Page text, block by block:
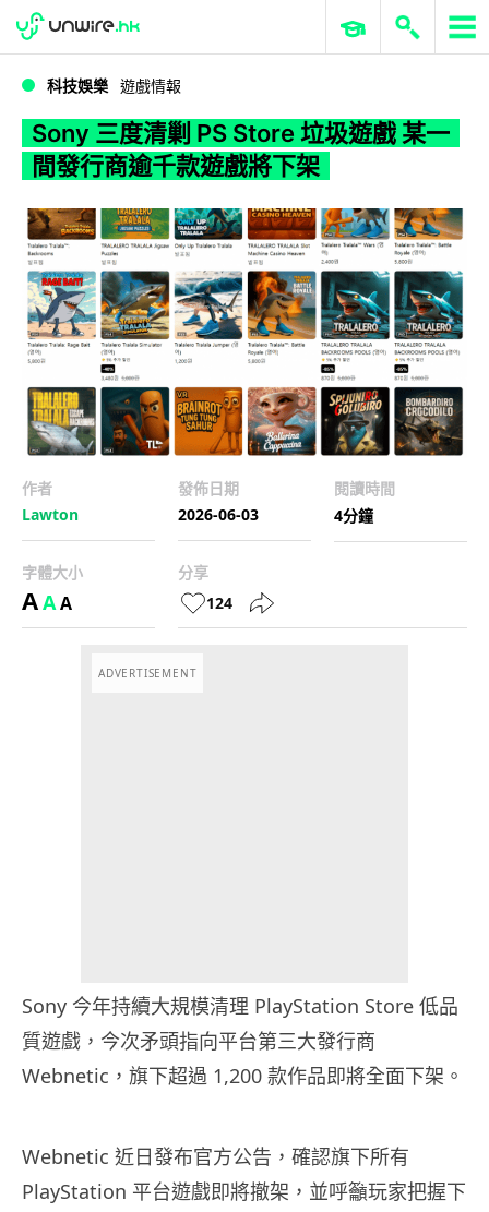
WWDC 2026 ERP 與商業 AI
科技娛樂 遊戲情報
Sony 三度清剿 PS Store 垃圾遊戲 某一
間發行商逾千款遊戲將下架
作者
Lawton
發佈日期
2026-06-03
閱讀時間
4分鐘
字體大小
AAA
分享
124
ADVERTISEMENT
Sony 今年持續大規模清理 PlayStation Store 低品
質遊戲，今次矛頭指向平台第三大發行商
Webnetic，旗下超過 1,200 款作品即將全面下架。
Webnetic 近日發布官方公告，確認旗下所有
PlayStation 平台遊戲即將撤架，並呼籲玩家把握下